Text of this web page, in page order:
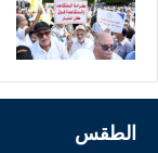
الطقس